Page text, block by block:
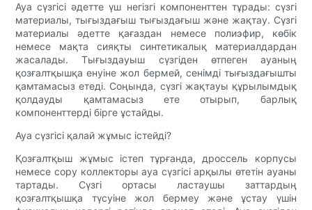
Ауа сүзгісі әдетте үш негізгі компоненттен тұрады: сүзгі
материалы, тығыздағыш тығыздағыш және жақтау. Сүзгі
материалы әдетте қағаздан немесе полиэфир, көбік
немесе мақта сияқты синтетикалық материалдардан
жасалады. Тығыздауыш сүзгіден өтпеген ауаның
қозғалтқышқа енуіне жол бермей, сенімді тығыздағышты
қамтамасыз етеді. Соңында, сүзгі жақтауы құрылымдық
қолдауды қамтамасыз ете отырып, барлық
компоненттерді бірге ұстайды.
Ауа сүзгісі қалай жұмыс істейді?
Қозғалтқыш жұмыс істеп тұрғанда, дроссель корпусы
немесе сору коллекторы ауа сүзгісі арқылы өтетін ауаны
тартады. Сүзгі ортасы ластаушы заттардың
қозғалтқышқа түсуіне жол бермеу және ұстау үшін